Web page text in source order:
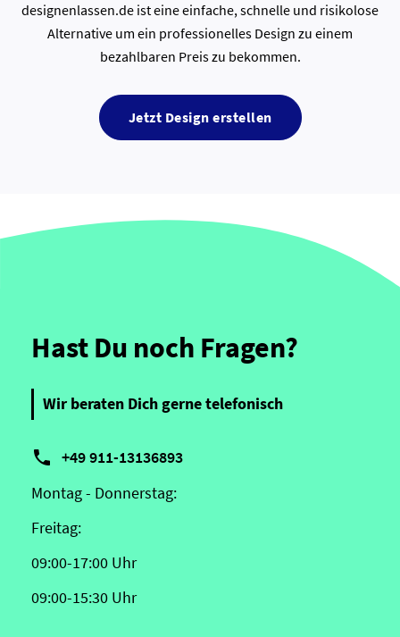
designenlassen.de ist eine einfache, schnelle und risikolose
Alternative um ein professionelles Design zu einem
bezahlbaren Preis zu bekommen.
Jetzt Design erstellen
Hast Du noch Fragen?
Wir beraten Dich gerne telefonisch
 +49 911-13136893
Montag - Donnerstag:
Freitag:
09:00-17:00 Uhr
09:00-15:30 Uhr